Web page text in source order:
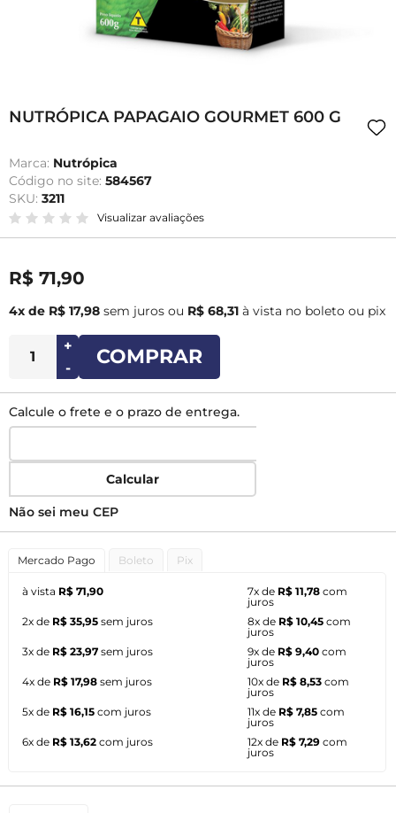
NUTRÓPICA PAPAGAIO GOURMET 600 G
Marca: Nutrópica
Código no site: 584567
SKU: 3211
Visualizar avaliações
R$ 71,90
4x de R$ 17,98 sem juros ou R$ 68,31 à vista no boleto ou pix
+
-
COMPRAR
Calcule o frete e o prazo de entrega.
Calcular
Não sei meu CEP
Mercado Pago Boleto Pix
à vista R$ 71,90
2x de R$ 35,95 sem juros
3x de R$ 23,97 sem juros
4x de R$ 17,98 sem juros
5x de R$ 16,15 com juros
6x de R$ 13,62 com juros
7x de R$ 11,78 com
juros
8x de R$ 10,45 com
juros
9x de R$ 9,40 com
juros
10x de R$ 8,53 com
juros
11x de R$ 7,85 com
juros
12x de R$ 7,29 com
juros